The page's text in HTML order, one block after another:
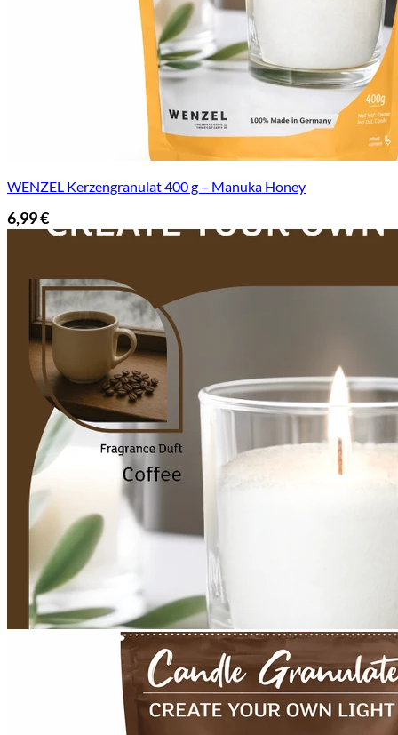
WENZEL Kerzengranulat 400 g – Manuka Honey
6,99€